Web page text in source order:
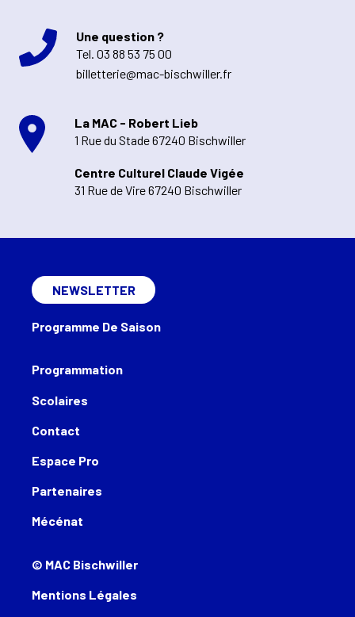
Une question ?
Tel. 03 88 53 75 00
billetterie@mac-bischwiller.fr
La MAC - Robert Lieb
1 Rue du Stade 67240 Bischwiller
Centre Culturel Claude Vigée
31 Rue de Vire 67240 Bischwiller
Programmation
Scolaires
Contact
Espace Pro
Partenaires
Mécénat
NEWSLETTER
Programme De Saison
© MAC Bischwiller
Mentions Légales